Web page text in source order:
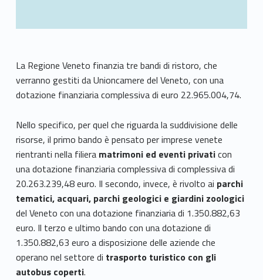
La Regione Veneto finanzia tre bandi di ristoro, che
verranno gestiti da Unioncamere del Veneto, con una
dotazione finanziaria complessiva di euro 22.965.004,74.
Nello specifico, per quel che riguarda la suddivisione delle
risorse, il primo bando è pensato per imprese venete
rientranti nella filiera matrimoni ed eventi privaticon
una dotazione finanziaria complessiva di complessiva di
20.263.239,48 euro. Il secondo, invece, è rivolto ai parchi
tematici, acquari, parchi geologici e giardini zoologici
del Veneto con una dotazione finanziaria di 1.350.882,63
euro. Il terzo e ultimo bando con una dotazione di
1.350.882,63 euro a disposizione delle aziende che
operano nel settore di trasporto turistico con gli
autobus coperti.